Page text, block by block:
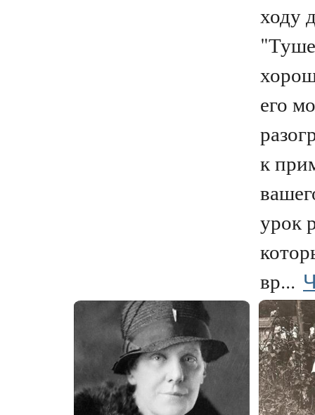
ходу
его
к
урок
вр...